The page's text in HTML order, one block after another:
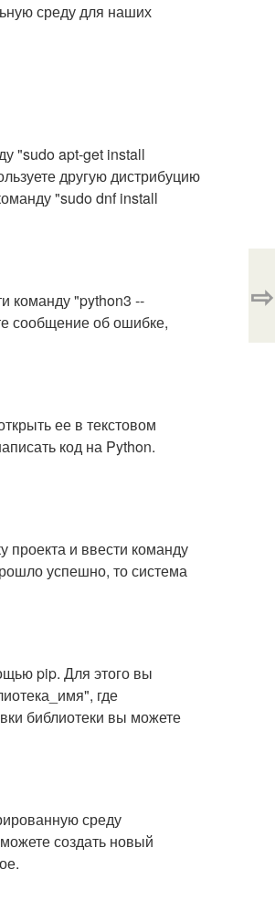
среду для наших
"sudo apt-get install
другую дистрибуцию
"sudo dnf install
команду "python3 --
сообщение об ошибке,
ее в текстовом
код на Python.
проекта и ввести команду
успешно, то система
pip. Для этого вы
где
библиотеки вы можете
среду
создать новый
⇨